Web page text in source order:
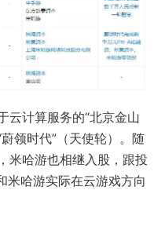
云计算服务的“北京金山
领时代”（天使轮）。随
米哈游也相继入股，跟投
米哈游实际在云游戏方向